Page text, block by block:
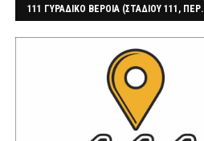
111 ΓΥΡΑΔΙΚΟ ΒΕΡΟΙΑ (ΣΤΑΔΙΟΥ 111, ΠΕΡ.